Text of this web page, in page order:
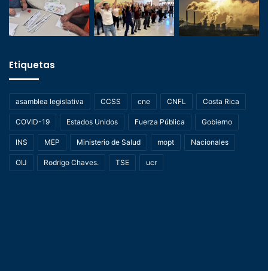
Etiquetas
asamblea legislativa CCSS cne CNFL Costa Rica
COVID-19 Estados Unidos Fuerza Pública Gobierno
INS MEP Ministerio de Salud mopt Nacionales
OIJ Rodrigo Chaves. TSE ucr